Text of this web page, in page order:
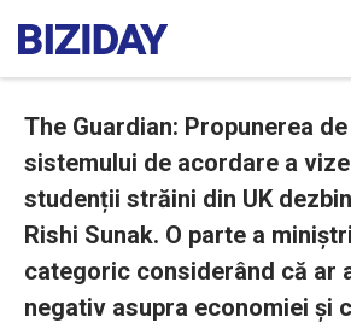
The Guardian: Propunerea
sistemului de acordare a
studenții străini din UK
Rishi Sunak. O parte a
categoric considerând că ar
negativ asupra economiei și